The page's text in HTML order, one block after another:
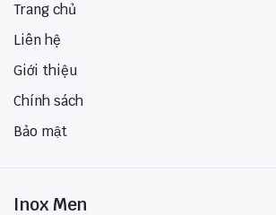
Trang chủ
Liên hệ
Giới thiệu
Chính sách
Bảo mật
Inox Men